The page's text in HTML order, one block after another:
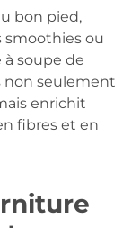
bon pied,
smoothies ou
à soupe de
non seulement
enrichit
fibres et en